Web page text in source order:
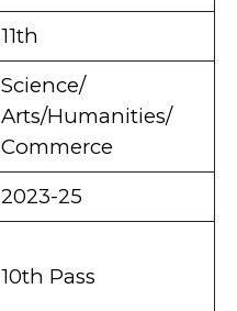
11th
Science/
Arts/Humanities/
Commerce
2023-25
10th Pass